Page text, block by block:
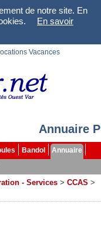
de notre site. En
En savoir
Vacances
Annuaire
Bandol
Annuaire
- Services > CCAS >